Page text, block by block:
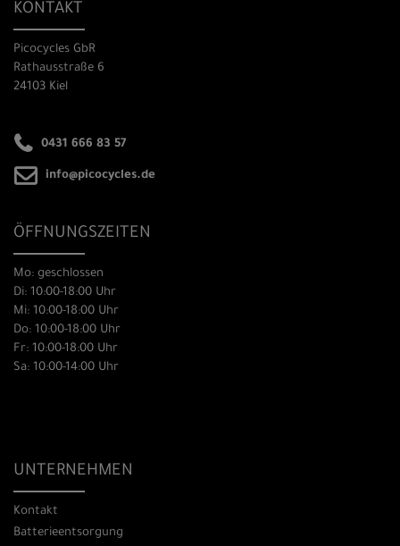
KONTAKT
Picocycles GbR
Rathausstraße 6
24103 Kiel
0431 666 83 57
info@picocycles.de
ÖFFNUNGSZEITEN
Mo: geschlossen
Di: 10:00-18:00 Uhr
Mi: 10:00-18:00 Uhr
Do: 10:00-18:00 Uhr
Fr: 10:00-18:00 Uhr
Sa: 10:00-14:00 Uhr
UNTERNEHMEN
Kontakt
Batterieentsorgung